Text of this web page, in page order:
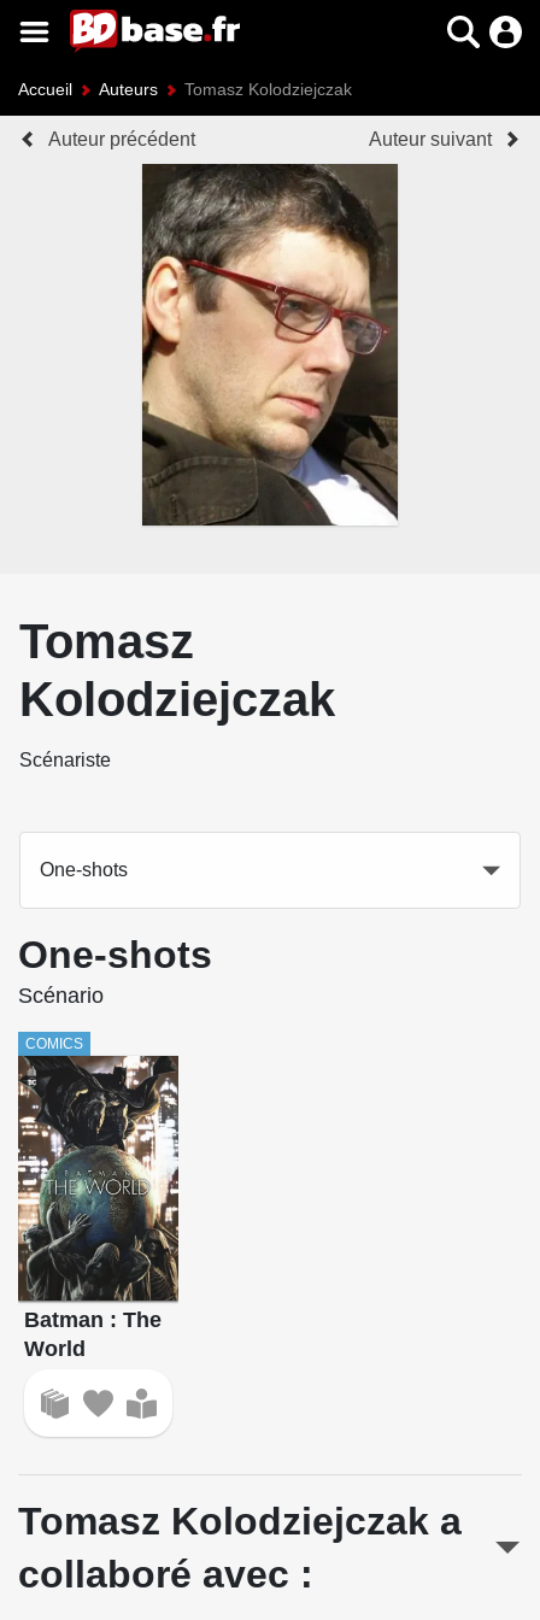
Accueil Auteurs Tomasz Kolodziejczak
Auteur précédent Auteur suivant
Tomasz
Kolodziejczak
Scénariste
One-shots
One-shots
Scénario
COMICS
Batman : The
World
Tomasz Kolodziejczak a
collaboré avec :